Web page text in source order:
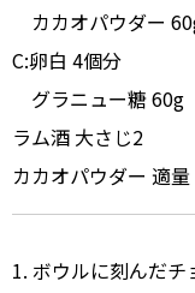
カカオパウダー
C:卵白 4個分
グラニュー糖 60g
ラム酒 大さじ2
カカオパウダー 適量
1. ボウルに刻んだ